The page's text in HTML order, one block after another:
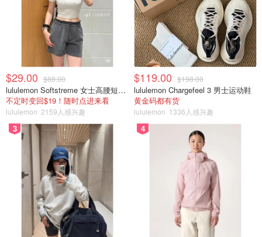
$29.00 $88.00
lululemon Softstreme 女士高腰短裤 10cm
不定时变回$19！随时点进来看
lululemon 2159人感兴趣
$119.00 $198.00
lululemon Chargefeel 3 男士运动鞋
黄金码都有货
lululemon 1336人感兴趣
3 4